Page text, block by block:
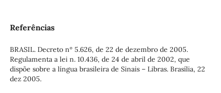
Referências
BRASIL. Decreto nº 5.626, de 22 de dezembro de 2005.
Regulamenta a lei n. 10.436, de 24 de abril de 2002, que
dispõe sobre a língua brasileira de Sinais – Libras. Brasília, 22
dez 2005.